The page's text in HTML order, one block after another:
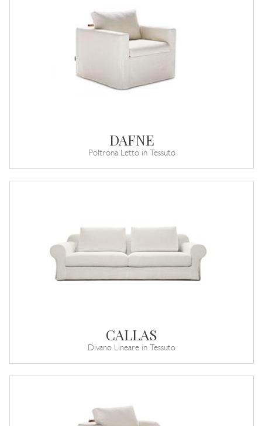
DAFNE
Poltrona Letto in Tessuto
CALLAS
Divano Lineare in Tessuto